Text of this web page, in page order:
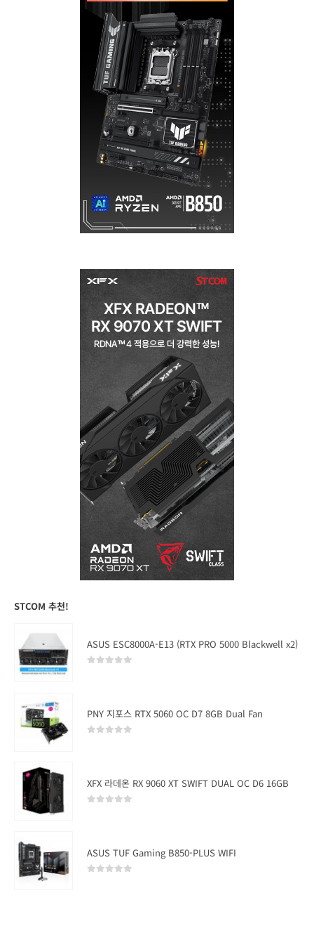
STCOM 추천!
ASUS ESC8000A-E13 (RTX PRO 5000 Blackwell x2)
PNY 지포스 RTX 5060 OC D7 8GB Dual Fan
XFX 라데온 RX 9060 XT SWIFT DUAL OC D6 16GB
ASUS TUF Gaming B850-PLUS WIFI